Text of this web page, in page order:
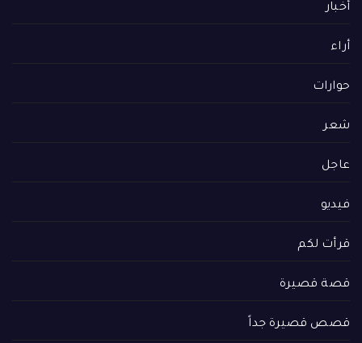
أخبار
أراء
حوارات
شعر
عاجل
فيديو
قرأت لكم
قصة قصيرة
قصص قصيرة جداً